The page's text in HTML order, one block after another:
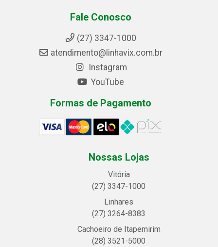
Fale Conosco
(27) 3347-1000
atendimento@linhavix.com.br
Instagram
YouTube
Formas de Pagamento
Nossas Lojas
Vitória
(27) 3347-1000
Linhares
(27) 3264-8383
Cachoeiro de Itapemirim
(28) 3521-5000